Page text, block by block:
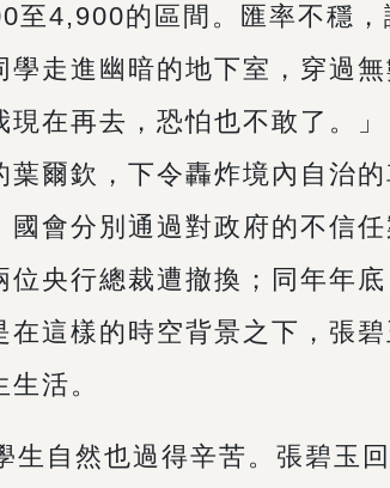
至4,900的區間。匯率不穩
走進幽暗的地下室，穿過
在再去，恐怕也不敢了。
爾欽，下令轟炸境內自治
會分別通過對政府的不信
央行總裁遭撤換；同年年
這樣的時空背景之下，張
活。
自然也過得辛苦。張碧玉回